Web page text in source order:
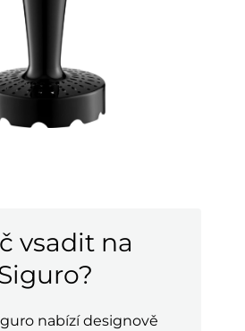
vsadit na
nabízí designově